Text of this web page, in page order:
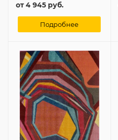
от4 945 руб.
Подробнее